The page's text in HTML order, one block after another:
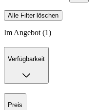
Alle Filter löschen
Im Angebot (1)
Verfügbarkeit
Preis